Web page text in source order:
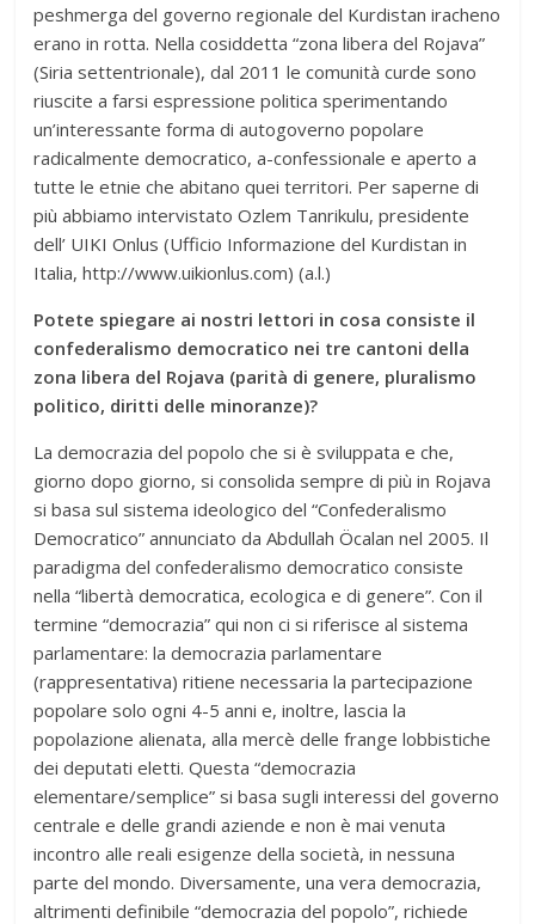
peshmerga del governo regionale del Kurdistan iracheno
erano in rotta. Nella cosiddetta “zona libera del Rojava”
(Siria settentrionale), dal 2011 le comunità curde sono
riuscite a farsi espressione politica sperimentando
un’interessante forma di autogoverno popolare
radicalmente democratico, a-confessionale e aperto a
tutte le etnie che abitano quei territori. Per saperne di
più abbiamo intervistato Ozlem Tanrikulu, presidente
dell’ UIKI Onlus (Ufficio Informazione del Kurdistan in
Italia, http://www.uikionlus.com) (a.l.)
Potete spiegare ai nostri lettori in cosa consiste il
confederalismo democratico nei tre cantoni della
zona libera del Rojava (parità di genere, pluralismo
politico, diritti delle minoranze)?
La democrazia del popolo che si è sviluppata e che,
giorno dopo giorno, si consolida sempre di più in Rojava
si basa sul sistema ideologico del “Confederalismo
Democratico” annunciato da Abdullah Öcalan nel 2005. Il
paradigma del confederalismo democratico consiste
nella “libertà democratica, ecologica e di genere”. Con il
termine “democrazia” qui non ci si riferisce al sistema
parlamentare: la democrazia parlamentare
(rappresentativa) ritiene necessaria la partecipazione
popolare solo ogni 4-5 anni e, inoltre, lascia la
popolazione alienata, alla mercè delle frange lobbistiche
dei deputati eletti. Questa “democrazia
elementare/semplice” si basa sugli interessi del governo
centrale e delle grandi aziende e non è mai venuta
incontro alle reali esigenze della società, in nessuna
parte del mondo. Diversamente, una vera democrazia,
altrimenti definibile “democrazia del popolo”, richiede